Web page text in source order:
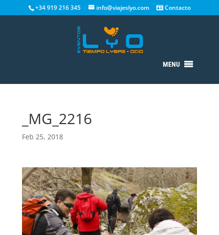
+34 919 216 345 info@viajeslyo.com Contacto
MENU
_MG_2216
Feb 25, 2018